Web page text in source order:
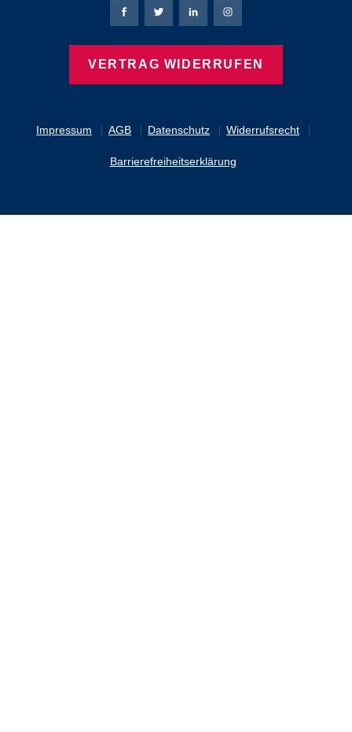
Impressum AGB Datenschutz Widerrufsrecht
Barrierefreiheitserklärung
Bierbaum-Proenen Facebook-Seite
Bierbaum-Proenen Twitter Seite
Bierbaum-Proenen LinkedIn
Bierbaum-Proenen
VERTRAG WIDERRUFEN